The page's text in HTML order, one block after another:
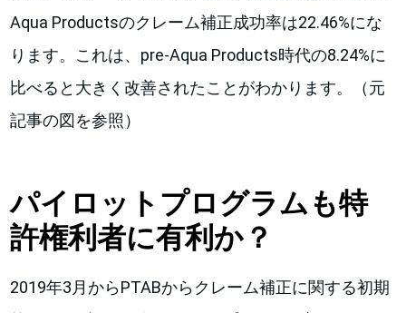
Aqua Productsのクレーム補正成功率は22.46%にな
ります。これは、pre-Aqua Products時代の8.24%に
比べると大きく改善されたことがわかります。（元
記事の図を参照）
パイロットプログラムも特
許権利者に有利か？
2019年3月からPTABからクレーム補正に関する初期